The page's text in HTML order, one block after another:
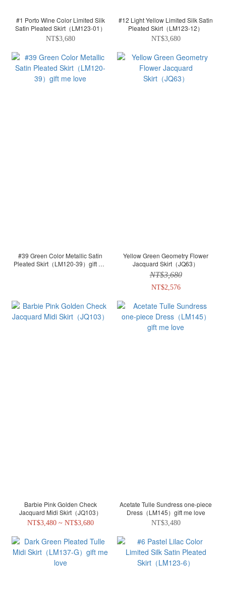
#1 Porto Wine Color Limited Silk
Satin Pleated Skirt（LM123-01）
NT$3,680
#12 Light Yellow Limited Silk Satin
Pleated Skirt（LM123-12）
NT$3,680
#39 Green Color Metallic Satin
Pleated Skirt（LM120-39）gift me
Yellow Green Geometry Flower
Jacquard Skirt（JQ63）
NT$3,680
NT$2,576
Barbie Pink Golden Check
Jacquard Midi Skirt（JQ103）
NT$3,480 ~ NT$3,680
Acetate Tulle Sundress one-piece
Dress（LM145）gift me love
NT$3,480